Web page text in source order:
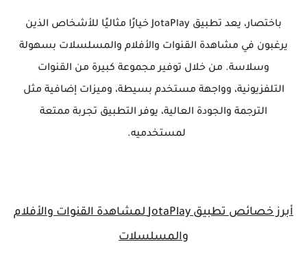
باختصار، يعد تطبيق JotaPlay خيارًا مثاليًا للأشخاص الذين
يرغبون في مشاهدة القنوات والأفلام والمسلسلات بسهولة
وسلاسة. من خلال توفير مجموعة كبيرة من القنوات
التلفزيونية، وواجهة مستخدم بسيطة، وميزات إضافية مثل
الترجمة والجودة العالية، يوفر التطبيق تجربة ممتعة
لمستخدميه.
أبرز خصائص تطبيق JotaPlay لمشاهدة القنوات والأفلام
والمسلسلات